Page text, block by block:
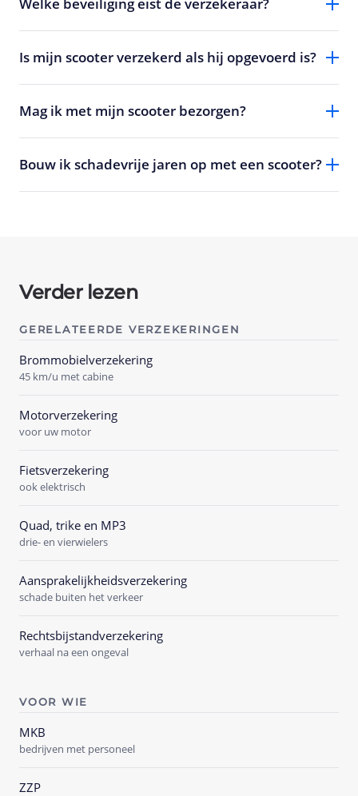
Is mijn scooter verzekerd als hij opgevoerd is?
Mag ik met mijn scooter bezorgen?
Bouw ik schadevrije jaren op met een scooter?
Verder lezen
GERELATEERDE VERZEKERINGEN
Brommobielverzekering
45 km/u met cabine
Motorverzekering
voor uw motor
Fietsverzekering
ook elektrisch
Quad, trike en MP3
drie- en vierwielers
Aansprakelijkheidsverzekering
schade buiten het verkeer
Rechtsbijstandverzekering
verhaal na een ongeval
VOOR WIE
MKB
bedrijven met personeel
ZZP